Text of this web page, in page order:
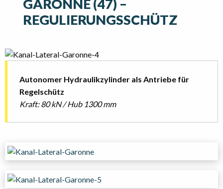
GARONNE (47) –
REGULIERUNGSSCHÜTZ
Autonomer Hydraulikzylinder als Antriebe für
Regelschütz
Kraft: 80 kN / Hub 1300 mm